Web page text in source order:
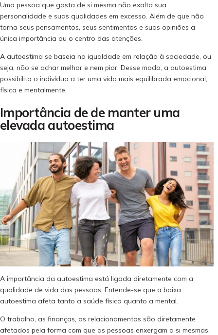
Uma pessoa que gosta de si mesma não exalta sua
personalidade e suas qualidades em excesso. Além de que não
torna seus pensamentos, seus sentimentos e suas opiniões a
única importância ou o centro das atenções.
A autoestima se baseia na igualdade em relação à sociedade, ou
seja, não se achar melhor e nem pior. Desse modo, a autoestima
possibilita o indivíduo a ter uma vida mais equilibrada emocional,
física e mentalmente.
Importância de de manter uma
elevada autoestima
A importância da autoestima está ligada diretamente com a
qualidade de vida das pessoas. Entende-se que a baixa
autoestima afeta tanto a saúde física quanto a mental.
O trabalho, as finanças, os relacionamentos são diretamente
afetados pela forma com que as pessoas enxergam a si mesmas.